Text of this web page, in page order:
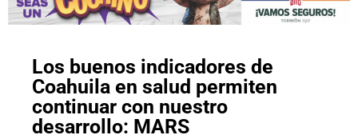
Los buenos indicadores de
Coahuila en salud permiten
continuar con nuestro
desarrollo: MARS